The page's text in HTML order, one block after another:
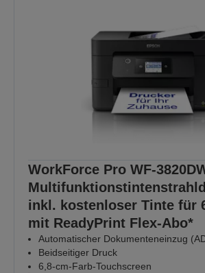
WorkForce Pro WF-
inkl. kostenloser Tinte für
mit ReadyPrint Flex-Abo*
Automatischer Dokumenteneinzug
Beidseitiger Druck
6,8-cm-Farb-Touchscreen